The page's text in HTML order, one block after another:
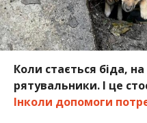
Коли стається біда,
рятувальники. І це
Інколи допомоги